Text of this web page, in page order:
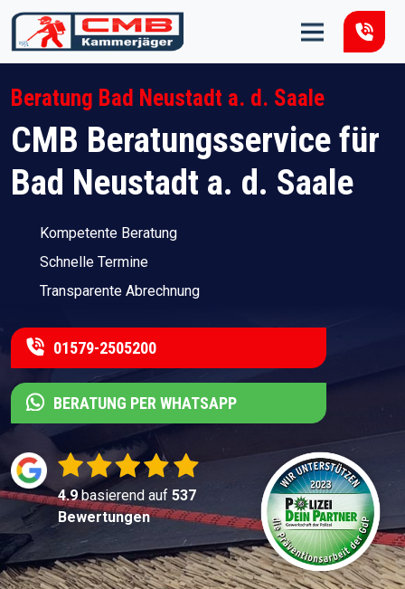
Zum Inhalt springen
Beratung Bad Neustadt a. d. Saale
CMB Beratungsservice für
Bad Neustadt a. d. Saale
Kompetente Beratung
Schnelle Termine
Transparente Abrechnung
01579-2505200
BERATUNG PER WHATSAPP
4.9basierend auf 537
Bewertungen